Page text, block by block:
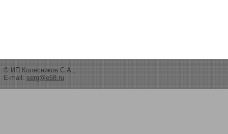
© ИП Колесников С.А.,
E-mail: serg@e58.ru